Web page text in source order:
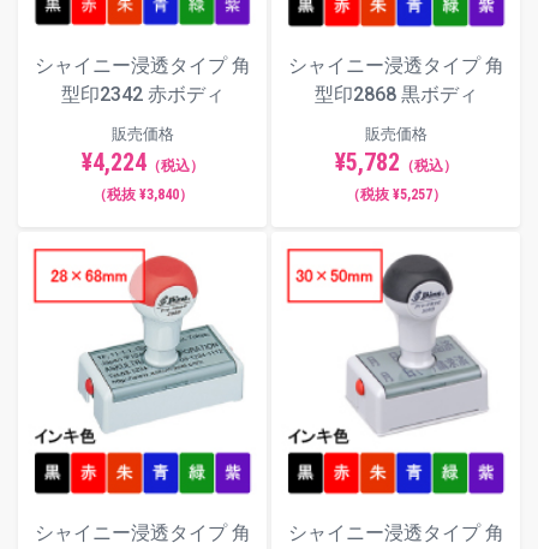
シャイニー浸透タイプ 角
型印2342 赤ボディ
販売価格
¥4,224（税込）
（税抜 ¥3,840）
シャイニー浸透タイプ 角
型印2868 黒ボディ
販売価格
¥5,782 （税込）
（税抜 ¥5,257）
シャイニー浸透タイプ 角
シャイニー浸透タイプ 角